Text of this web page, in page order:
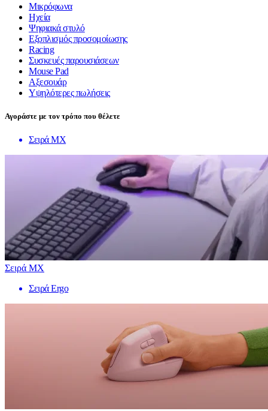
Μικρόφωνα
Ηχεία
Ψηφιακά στυλό
Εξοπλισμός προσομοίωσης
Racing
Συσκευές παρουσιάσεων
Mouse Pad
Αξεσουάρ
Υψηλότερες πωλήσεις
Αγοράστε με τον τρόπο που θέλετε
Σειρά MX
Σειρά MX
Σειρά Ergo